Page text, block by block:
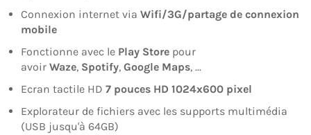
Connexion internet via Wifi/3G/partage de connexion
mobile
Fonctionne avec le Play Store pour
avoir Waze, Spotify, Google Maps, ...
Ecran tactile HD 7 pouces HD 1024x600 pixel
Explorateur de fichiers avec les supports multimédia
(USB jusqu'à 64GB)